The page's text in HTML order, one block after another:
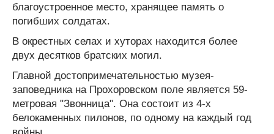
благоустроенное место, хранящее память о
погибших солдатах.
В окрестных селах и хуторах находится более
двух десятков братских могил.
Главной достопримечательностью музея-
заповедника на Прохоровском поле является 59-
метровая "Звонница". Она состоит из 4-х
белокаменных пилонов, по одному на каждый год
войны.